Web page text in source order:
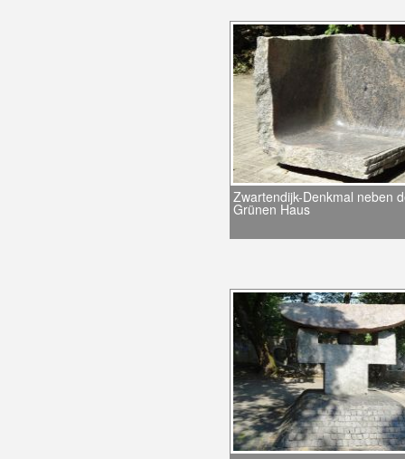
Zwartendijk-Denkmal neben
Grünen Haus